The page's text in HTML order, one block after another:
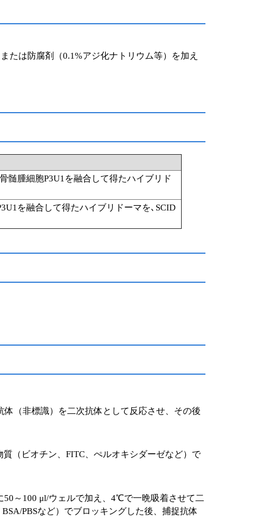
は防腐剤（0.1%アジ化ナトリウム等）を加え
髄腫細胞P3U1を融合して得たハイブリド
を融合して得たハイブリドーマを､SCID
（非標識）を二次抗体として反応させ、その後
（ビオチン、FITC、ぺルオキシダーゼなど）で
50～100 μl/ウェルで加え、4℃で一晩吸着させて二
PBSなど）でブロッキングした後、捕捉抗体